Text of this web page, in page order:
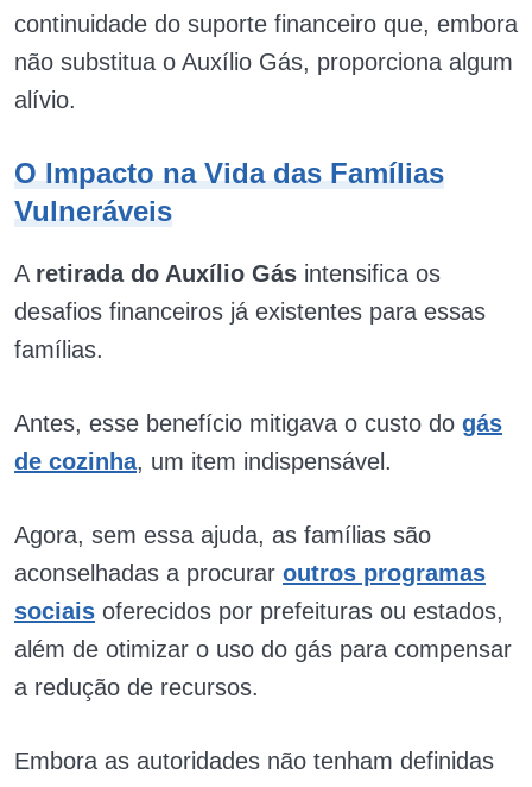
continuidade do suporte financeiro que, embora
não substitua o Auxílio Gás, proporciona algum
alívio.
O Impacto na Vida das Famílias
Vulneráveis
A retirada do Auxílio Gás intensifica os
desafios financeiros já existentes para essas
famílias.
Antes, esse benefício mitigava o custo do gás
de cozinha, um item indispensável.
Agora, sem essa ajuda, as famílias são
aconselhadas a procurar outros programas
sociais oferecidos por prefeituras ou estados,
além de otimizar o uso do gás para compensar
a redução de recursos.
Embora as autoridades não tenham definidas